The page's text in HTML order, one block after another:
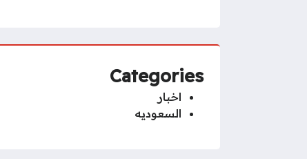
Categories
اخبار
السعوديه